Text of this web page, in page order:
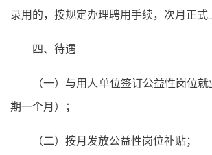
录用的，按规定办理聘用手续，次月正式
四、待遇
（一）与用人单位签订公益性岗位
期一个月）；
（二）按月发放公益性岗位补贴；